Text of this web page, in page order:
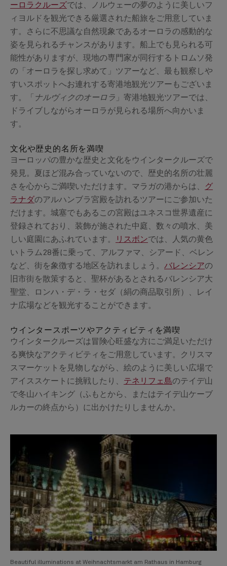
ーロラクルーズでは、ノルウェーの夢のように美しいフ
ィヨルドを観光できる厳選された船旅をご用意していま
す。さらに不思議な自然現象であるオーロラの感動的な
姿を見られるチャンスがあります。船上でも見られる可
能性がありますが、現地の専門家が同行するトロムソ発
の「オーロラを探し求めて」ツアーなど、最も観察しや
すいスポットへお連れする寄港地観光ツアーもございま
す。
「 ナルヴィクのオーロラ 」寄港地観光ツアーでは、
ドライブしながらオーロラが見られる場所へ向かいま
す。
文化や歴史的名所を満喫
ヨーロッパの豊かな歴史と文化をウインタークルーズで
発見。夏ほど混み合っていないので、歴史的名所の壮麗
さを心からご満喫いただけます。マラガの港からは、
グ
ラナダのアルハンブラ宮殿を訪れるツアーにご参加いた
だけます。城塞でもあるこの宮殿はユネスコ世界遺産に
登録されており、装飾が施された中庭、数々の噴水、美
しい庭園にあふれています。
リスボンでは、人気の黄色
いトラム28番に乗って、アルファマ、シアード、ベレン
など、街を象徴する地区を訪れましょう。 バレンシアの
旧市街を散策すると、聖杯があるとされるバレンシア大
聖堂、ロンハ・デ・ラ・セダ（絹の商品取引所）、レイ
ナ広場などを観光することができます。
ウインタースポーツやアクティビティを満喫
ウインタークルーズは冒険心旺盛な方にご満足いただけ
る爽快なアクティビティをご用意しています。クリスマ
スマーケットを見物しながら、絵のように美しい広場で
アイススケートに挑戦したり、 テネリフェ島のテイデ山
で冬山ハイキング（ふもとから、またはテイデ山ケーブ
ルカーの終点から）に出かけたりしませんか。
Beautiful illuminations at Weihnachtsmarkt am Rathaus in Hamburg